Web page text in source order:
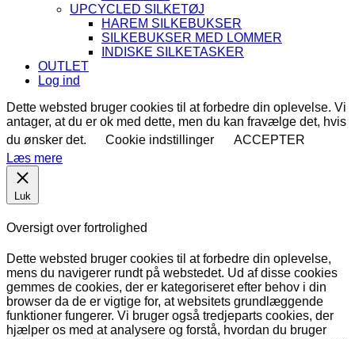
UPCYCLED SILKETØJ
HAREM SILKEBUKSER
SILKEBUKSER MED LOMMER
INDISKE SILKETASKER
OUTLET
Log ind
Dette websted bruger cookies til at forbedre din oplevelse. Vi
antager, at du er ok med dette, men du kan fravælge det, hvis
du ønsker det.
Cookie indstillinger
ACCEPTER
Læs mere
Luk
Oversigt over fortrolighed
Dette websted bruger cookies til at forbedre din oplevelse,
mens du navigerer rundt på webstedet. Ud af disse cookies
gemmes de cookies, der er kategoriseret efter behov i din
browser da de er vigtige for, at websitets grundlæggende
funktioner fungerer. Vi bruger også tredjeparts cookies, der
hjælper os med at analysere og forstå, hvordan du bruger